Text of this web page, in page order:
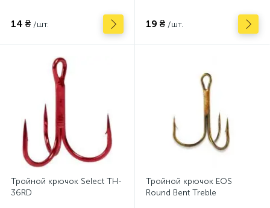
14 ₴ /шт. 19 ₴ /шт.
Тройной крючок Select TH-
36RD
Тройной крючок EOS
Round Bent Treble